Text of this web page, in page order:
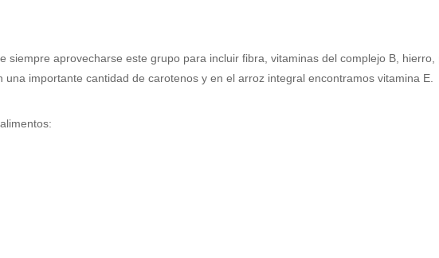
siempre aprovecharse este grupo para incluir fibra, vitaminas del complejo B, hierro,
importante cantidad de carotenos y en el arroz integral encontramos vitamina E.